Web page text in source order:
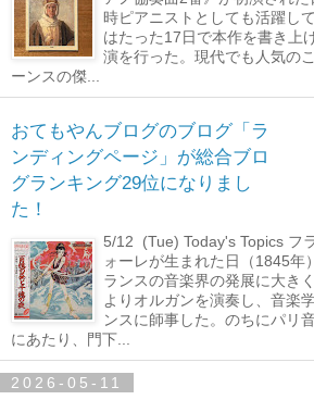
時ピアニストとしても活躍し
はたった17日で本作を書き上
演を行った。現代でも人気の
ーンスの傑...
おてもやんブログのブログ「ラ
ンディングページ」が総合ブロ
グランキング29位になりまし
た！
5/12 (Tue) Today's Topics フ
ォーレが生まれた日（1845年
ランスの音楽界の発展に大き
よりオルガンを演奏し、音楽
ンスに師事した。のちにパリ
にあたり、門下...
2026-05-11